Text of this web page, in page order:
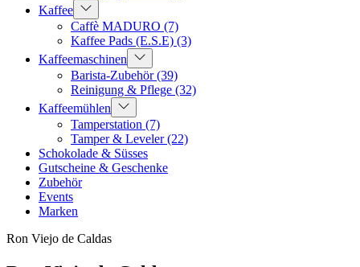
Kaffee
Caffè MADURO (7)
Kaffee Pads (E.S.E) (3)
Kaffeemaschinen
Barista-Zubehör(39)
Reinigung & Pflege (32)
Kaffeemühlen
Tamperstation (7)
Tamper & Leveler(22)
Schokolade & Süsses
Gutscheine & Geschenke
Zubehör
Events
Marken
Ron Viejo de Caldas